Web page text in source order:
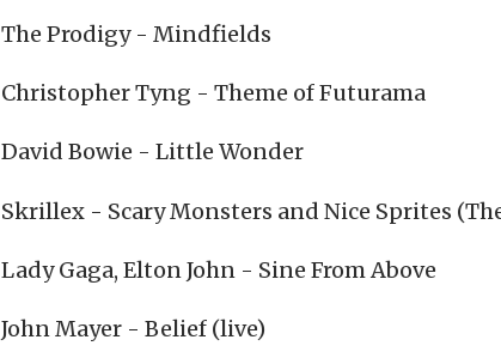
The Prodigy - Mindfields
Christopher Tyng - Theme of Futurama
David Bowie - Little Wonder
Skrillex - Scary Monsters and Nice Sprites
Lady Gaga, Elton John - Sine From Above
John Mayer - Belief (live)